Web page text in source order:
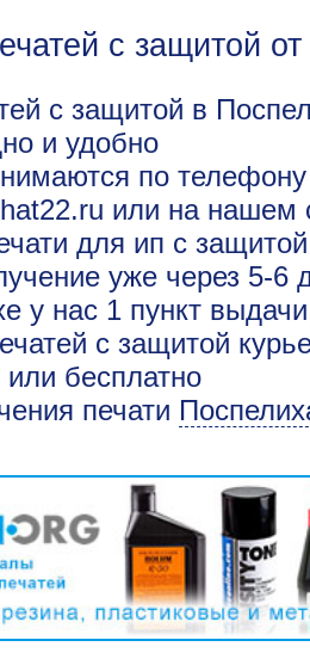
с защитой
с защитой в
и удобно
по
или на нашем
для ип с
уже через 5-6
у нас 1 пункт
с защитой
бесплатно
печати